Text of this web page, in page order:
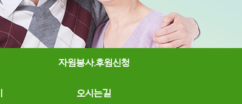
자원봉사.후원신청
오시는길